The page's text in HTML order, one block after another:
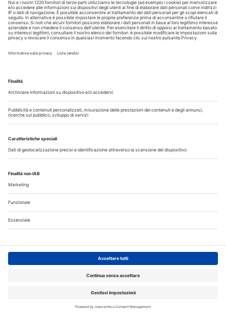
1
2
3 4 5 6 7
8
9
10 11 12 13 14
15
Annunci
CERCO
31 Luglio 2026
30 Luglio 2026
Cercasi assistente alla poltrona in Cusago
30 Luglio 2026